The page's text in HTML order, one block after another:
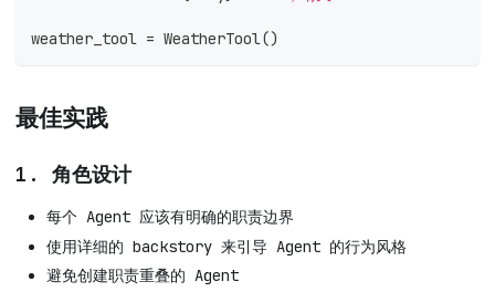
weather_tool = WeatherTool()
最佳实践
1. 角色设计
每个 Agent 应该有明确的职责边界
使用详细的 backstory 来引导 Agent 的行为风格
避免创建职责重叠的 Agent